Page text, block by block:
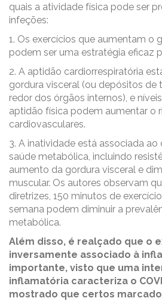
quais a atividade física pode ser
infeções:
1. Os exercícios que aumentam o
podem ser uma estratégia eficaz
2. A aptidão cardiorrespiratória
gordura visceral (ou depósitos de
redor dos órgãos internos), e
aptidão física podem aumentar o
cardiovasculares.
3. A inatividade está associada
saúde metabólica, incluindo
aumento da gordura visceral e
muscular. Os autores observam
diretrizes, 150 minutos de
semana podem diminuir a
metabólica.
Além disso, é realçado que o
inversamente associado à
importante, visto que uma
inflamatória caracteriza o
mostrado que certos